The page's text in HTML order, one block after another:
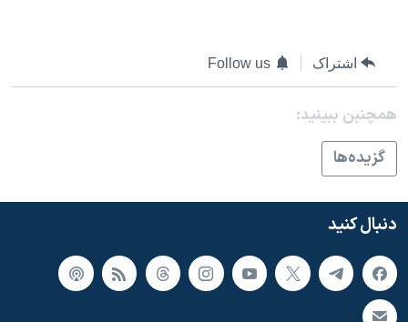
اسرائیل در جنگ
نرگس محمدی برنده جایزه نوبل صلح
همایش محافظه‌کاران آمریکا «سی‌پک»
سفر پرزیدنت ترامپ به چین
اشتراک Follow us
همچنبن ببینید:
گزيده‌ها
دنبال کنید